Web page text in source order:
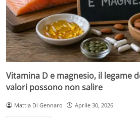
Vitamina D e magnesio, il legame
valori possono non salire
Mattia Di Gennaro Aprile 30, 2026